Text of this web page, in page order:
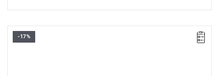
Akumulatorowa latarka - czołówka z ładowaniem USB, o
-17%